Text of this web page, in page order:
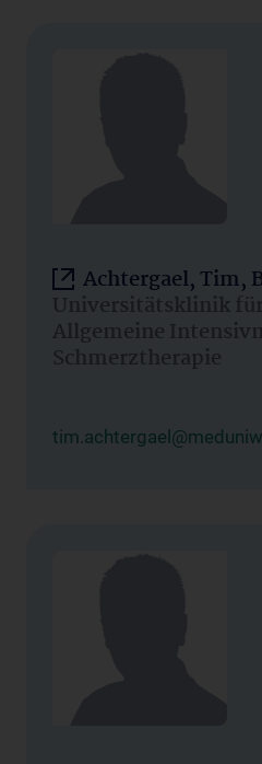
Achtergael, Tim,
Universitätsklinik
Allgemeine
Schmerztherapie